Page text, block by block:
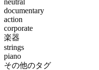
documentary
action
corporate
楽器
strings
piano
その他のタグ